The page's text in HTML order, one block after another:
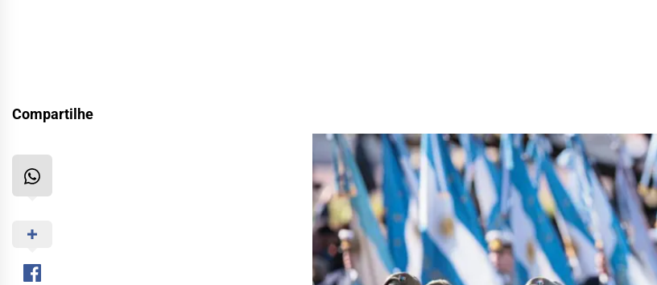
Compartilhe